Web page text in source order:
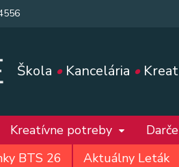
Škola •Kancelária •
Kreatívne potreby
BTS 26
Aktuálny Leták